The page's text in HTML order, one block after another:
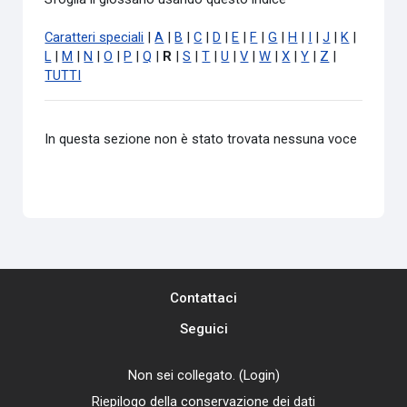
Caratteri speciali |A B |C D E F |G H |J K
L
M N |O P |Q R |S |T |U |V |W |X |Y Z
TUTTI
In questa sezione non è stato trovata nessuna voce
Contattaci
Seguici
Non sei collegato. (Login)
Riepilogo della conservazione dei dati